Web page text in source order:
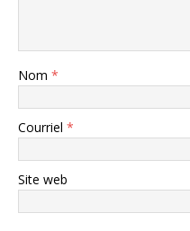
Nom *
Courriel *
Site web